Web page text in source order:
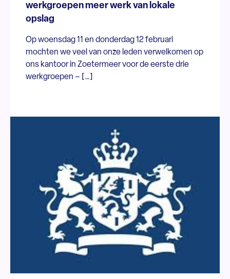
werkgroepen meer werk van lokale
opslag
Op woensdag 11 en donderdag 12 februari
mochten we veel van onze leden verwelkomen op
ons kantoor in Zoetermeer voor de eerste drie
werkgroepen – […]